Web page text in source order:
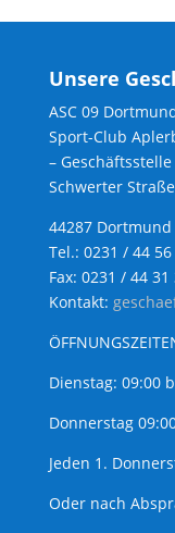
Unsere
ASC 09
Sport-Club
– Geschäftsstelle
Schwerter
44287 Dortmund
Tel.: 0231 / 44 56
Fax: 0231 / 44 31
Kontakt:
Dienstag: 09:00
Donnerstag
Jeden 1.
Oder nach